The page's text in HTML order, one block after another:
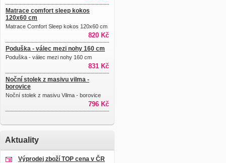
Matrace comfort sleep kokos
120x60 cm
Matrace Comfort Sleep kokos 120x60 cm
820 Kč
Poduška - válec mezi nohy 160 cm
Poduška - válec mezi nohy 160 cm
831 Kč
Noční stolek z masivu vilma -
borovice
Noční stolek z masivu Vilma - borovice
796 Kč
Aktuality
Výprodej zboží TOP cena v ČR